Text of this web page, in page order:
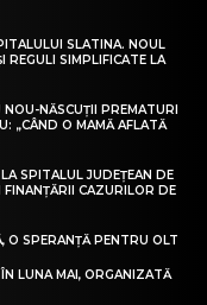
SLATINA. NOUL
REGULI SIMPLIFICATE LA
NĂSCUȚII PREMATURI
„CÂND O MAMĂ AFLATĂ
SPITALUL JUDEȚEAN DE
CAZURILOR DE
O SPERANȚĂ PENTRU OLT
LUNA MAI, ORGANIZATĂ